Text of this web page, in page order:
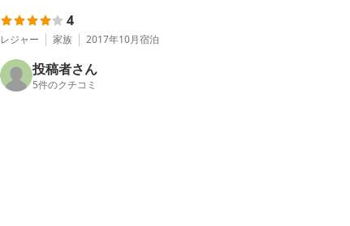
4
レジャー 家族 2017年10月宿泊
投稿者さん
5件のクチコミ